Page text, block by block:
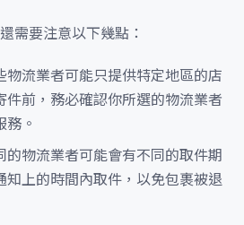
需要注意以下幾點：
物流業者可能只提供特定地區的店
件前，務必確認你所選的物流業者
務。
的物流業者可能會有不同的取件期
知上的時間內取件，以免包裹被退